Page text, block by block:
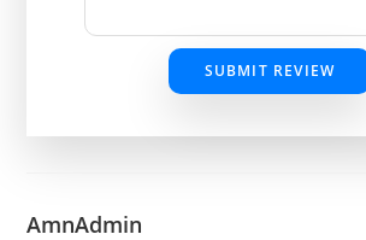
SUBMIT REVIEW
AmnAdmin